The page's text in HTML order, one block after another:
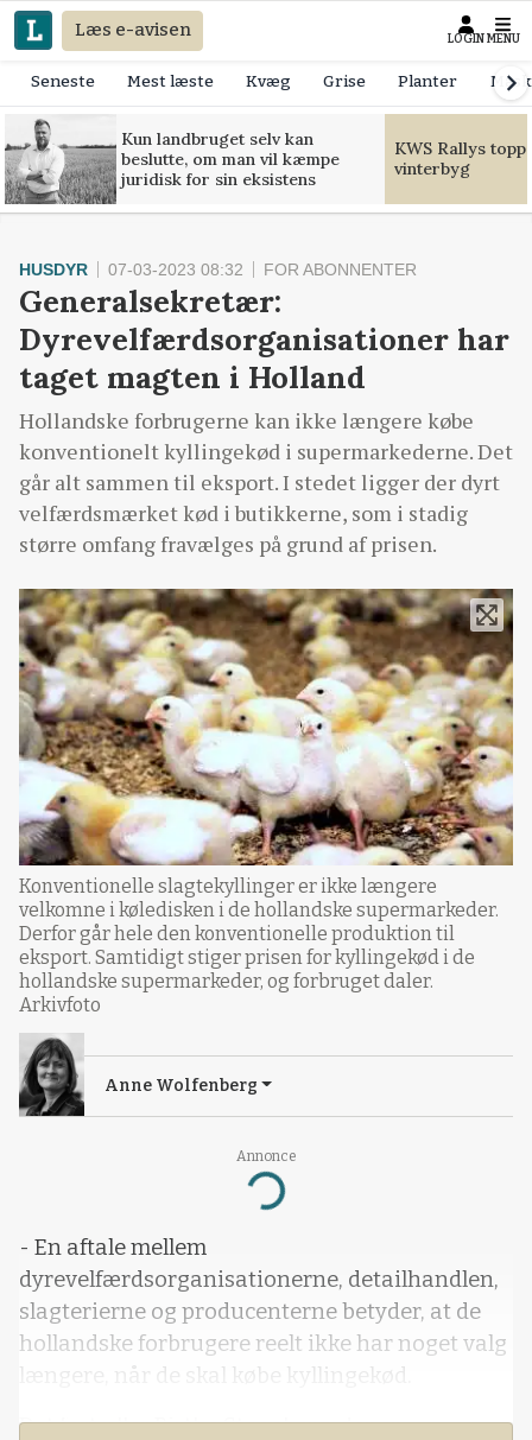
Læs e-avisen LOGIN MENU
Seneste Mest læste Kvæg Grise Planter
Kun landbruget selv kan
beslutte, om man vil kæmpe
juridisk for sin eksistens
KWS Rallys
vinterbyg
Annonce
Loading...
HUSDYR 07-03-2023 08:32 FOR ABONNENTER
Generalsekretær:
Dyrevelfærdsorganisationer har
taget magten i Holland
Hollandske forbrugerne kan ikke længere købe
konventionelt kyllingekød i supermarkederne. Det
går alt sammen til eksport. I stedet ligger der dyrt
velfærdsmærket kød i butikkerne, som i stadig
større omfang fravælges på grund af prisen.
Konventionelle slagtekyllinger er ikke længere
velkomne i køledisken i de hollandske supermarkeder.
Derfor går hele den konventionelle produktion til
eksport. Samtidigt stiger prisen for kyllingekød i de
hollandske supermarkeder, og forbruget daler.
Arkivfoto
Anne Wolfenberg
- En aftale mellem
dyrevelfærdsorganisationerne, detailhandlen,
slagterierne og producenterne betyder, at de
hollandske forbrugere reelt ikke har noget valg
længere, når de skal købe kyllingekød.
Det fortæller Birthe Steenberg, der er